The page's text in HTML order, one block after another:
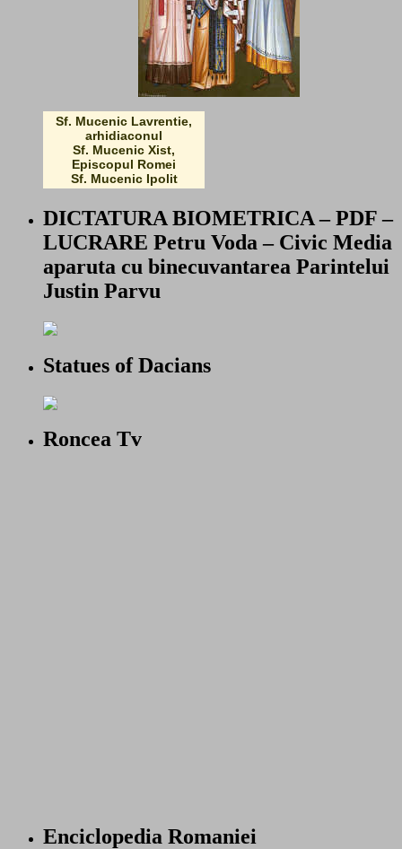
Sf. Mucenic Lavrentie,
arhidiaconul
Sf. Mucenic Xist,
Episcopul Romei
Sf. Mucenic Ipolit
DICTATURA BIOMETRICA – PDF –
LUCRARE Petru Voda – Civic Media
aparuta cu binecuvantarea Parintelui
Justin Parvu
Statues of Dacians
Roncea Tv
Enciclopedia Romaniei